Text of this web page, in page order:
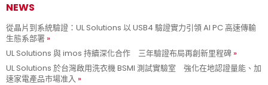
NEWS
從晶片到系統驗證：UL Solutions 以 USB4 驗證實力引領 AI PC 高速傳輸
生態系部署
UL Solutions 與 imos 持續深化合作 三年驗證布局再創新里程碑
UL Solutions 於台灣啟用洗衣機 BSMI 測試實驗室 強化在地認證量能、加
速家電產品市場准入